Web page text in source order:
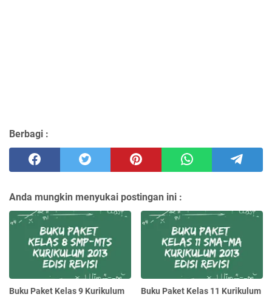
Berbagi :
Anda mungkin menyukai postingan ini :
Buku Paket Kelas 9 Kurikulum
Buku Paket Kelas 11 Kurikulum